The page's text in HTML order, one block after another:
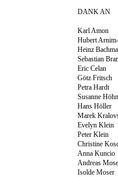
DANK AN
Karl Amon
Hubert
Heinz
Sebastian
Eric Celan
Götz Fritsch
Petra Hardt
Susanne
Hans Höller
Marek
Evelyn Klein
Peter Klein
Christine
Anna Kuncio
Andreas
Isolde Moser